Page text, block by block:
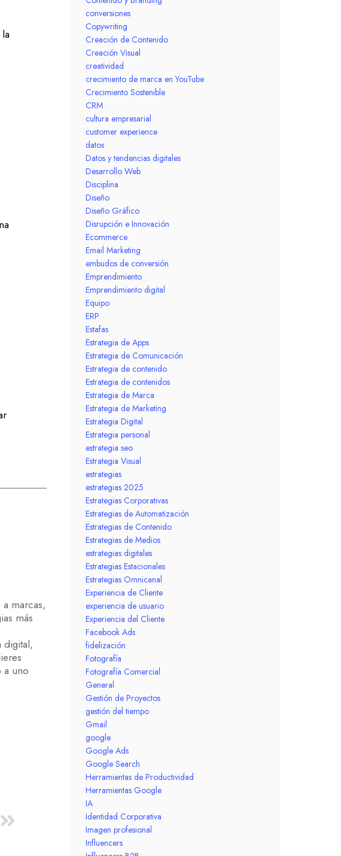
marcas,
más
digital,
a uno
conversiones
Copywriting
Creación de Contenido
Creación Visual
creatividad
crecimiento de marca en YouTube
Crecimiento Sostenible
CRM
cultura empresarial
customer experience
datos
Datos y tendencias digitales
Desarrollo Web
Disciplina
Diseño
Diseño Gráfico
Disrupción e Innovación
Ecommerce
Email Marketing
embudos de conversión
Emprendimiento
Emprendimiento digital
Equipo
ERP
Estafas
Estrategia de Apps
Estrategia de Comunicación
Estrategia de contenido
Estrategia de contenidos
Estrategia de Marca
Estrategia de Marketing
Estrategia Digital
Estrategia personal
estrategia seo
Estrategia Visual
estrategias
estrategias 2025
Estrategias Corporativas
Estrategias de Automatización
Estrategias de Contenido
Estrategias de Medios
estrategias digitales
Estrategias Estacionales
Estrategias Omnicanal
Experiencia de Cliente
experiencia de usuario
Experiencia del Cliente
Facebook Ads
fidelización
Fotografía
Fotografía Comercial
General
Gestión de Proyectos
gestión del tiempo
Gmail
google
Google Ads
Google Search
Herramientas de Productividad
Herramientas Google
IA
Identidad Corporativa
Imagen profesional
Influencers